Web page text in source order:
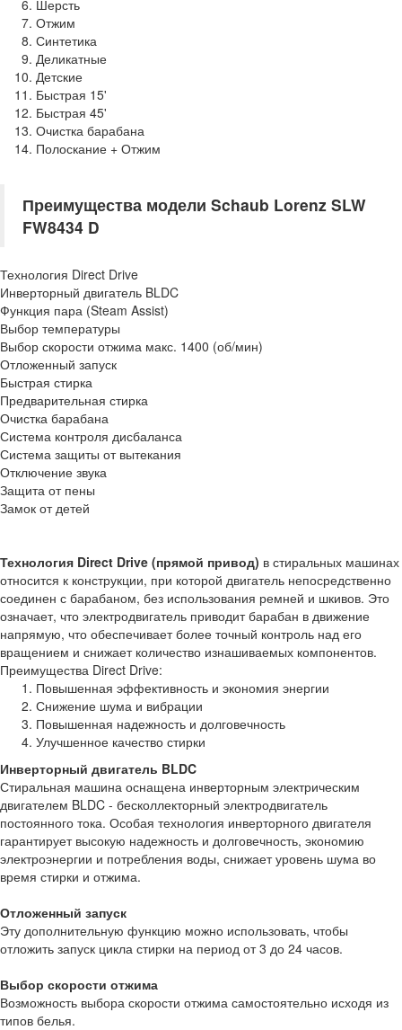
Шерсть
Отжим
Синтетика
Деликатные
Детские
Быстрая 15'
Быстрая 45'
Очистка барабана
Полоскание + Отжим
Преимущества модели Schaub Lorenz SLW
FW8434 D
Технология Direct Drive
Инверторный двигатель BLDC
Функция пара (Steam Assist)
Выбор температуры
Выбор скорости отжима макс. 1400 (об/мин)
Отложенный запуск
Быстрая стирка
Предварительная стирка
Очистка барабана
Система контроля дисбаланса
Система защиты от вытекания
Отключение звука
Защита от пены
Замок от детей
Технология Direct Drive (прямой привод) в стиральных машинах
относится к конструкции, при которой двигатель непосредственно
соединен с барабаном, без использования ремней и шкивов. Это
означает, что электродвигатель приводит барабан в движение
напрямую, что обеспечивает более точный контроль над его
вращением и снижает количество изнашиваемых компонентов.
Преимущества Direct Drive:
Повышенная эффективность и экономия энергии
Снижение шума и вибрации
Повышенная надежность и долговечность
Улучшенное качество стирки
Инверторный двигатель BLDC
Стиральная машина оснащена инверторным электрическим
двигателем BLDC - бесколлекторный электродвигатель
постоянного тока. Особая технология инверторного двигателя
гарантирует высокую надежность и долговечность, экономию
электроэнергии и потребления воды, снижает уровень шума во
время стирки и отжима.
Отложенный запуск
Эту дополнительную функцию можно использовать, чтобы
отложить запуск цикла стирки на период от 3 до 24 часов.
Выбор скорости отжима
Возможность выбора скорости отжима самостоятельно исходя из
типов белья.